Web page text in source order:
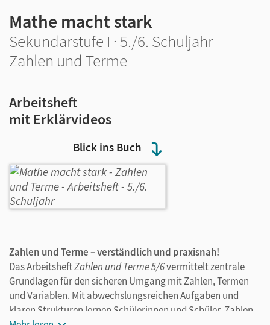
Blick ins Buch
Mathe macht stark
Sekundarstufe I · 5./6. Schuljahr
Zahlen und Terme
Arbeitsheft
mit Erklärvideos
Zahlen und Terme – verständlich und praxisnah!
Das ArbeitsheftZahlen und Terme 5/6vermittelt zentrale
Grundlagen für den sicheren Umgang mit Zahlen, Termen
und Variablen. Mit abwechslungsreichen Aufgaben und
klaren Strukturen lernen Schülerinnen und Schüler, Zahlen